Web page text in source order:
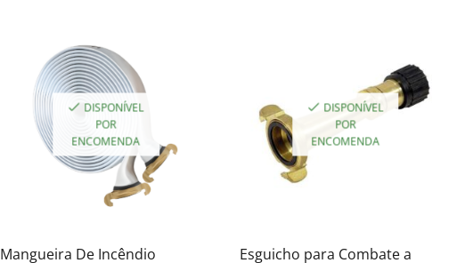
DISPONÍVEL
POR
ENCOMENDA
Mangueira De Incêndio
DISPONÍVEL
POR
ENCOMENDA
Esguicho para Combate a